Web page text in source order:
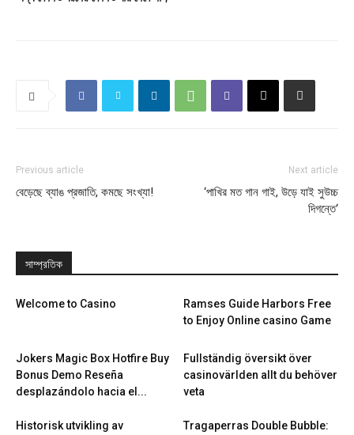
Previous article
বেড়েছে ব্যাঙ প্রজাতি, কমছে সংখ্যা!
Next article
‘পাখির মত গান গাই, উড়ে যাই সুউচ্চ
দিগন্তে‘
সাম্প্রতিক
Welcome to Casino
Ramses Guide Harbors Free
to Enjoy Online casino Game
Jokers Magic Box Hotfire Buy
Bonus Demo Reseña
desplazándolo hacia el...
Fullständig översikt över
casinovärlden allt du behöver
veta
Historisk utvikling av
Tragaperras Double Bubble: